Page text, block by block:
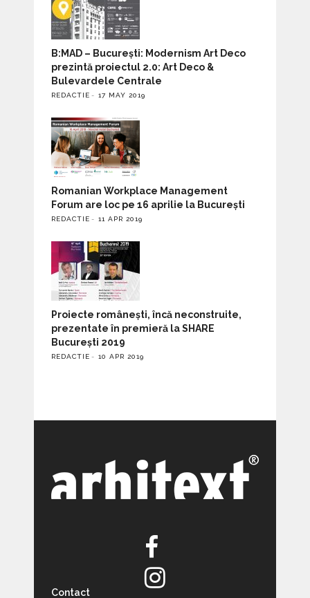
B:MAD – București: Modernism Art Deco
prezintă proiectul 2.0: Art Deco &
Bulevardele Centrale
REDACTIE 17 MAY 2019
Romanian Workplace Management
Forum are loc pe 16 aprilie la București
REDACTIE 11 APR 2019
Proiecte românești, încă neconstruite,
prezentate în premieră la SHARE
București 2019
REDACTIE 10 APR 2019
Contact